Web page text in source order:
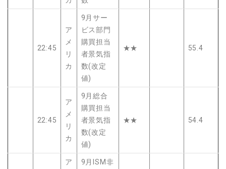
22:45
ア
メ
リ
カ
9月サー
ビス部門
購買担当
者景気指
数(改定
値)
★★ 55.4
22:45
ア
メ
リ
カ
9月総合
購買担当
者景気指
数(改定
値)
★★ 54.4
ア
9月ISM非